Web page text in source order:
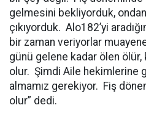
gelmesini bekliyorduk,
çıkıyorduk. Alo182’yi
bir zaman veriyorlar
günü gelene kadar ölen ölür,
olur. Şimdi Aile hekimlerine
almamız gerekiyor. Fiş
olur” dedi.